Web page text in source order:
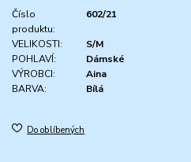
Číslo
produktu:
602/21
VELIKOSTI:
S/M
POHLAVÍ:
Dámské
VÝROBCI:
Aina
BARVA:
Bílá
Do oblíbených